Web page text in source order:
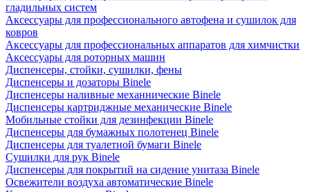
гладильных систем
Аксессуары для профессионального автофена и сушилок для
ковров
Аксессуары для профессиональных аппаратов для химчистки
Аксессуары для роторных машин
Диспенсеры, стойки, сушилки, фены
Диспенсеры и дозаторы Binele
Диспенсеры наливные механнические Binele
Диспенсеры картриджные механические Binele
Мобильные стойки для дезинфекции Binele
Диспенсеры для бумажных полотенец Binele
Диспенсеры для туалетной бумаги Binele
Сушилки для рук Binele
Диспенсеры для покрытий на сидение унитаза Binele
Освежители воздуха автоматические Binele